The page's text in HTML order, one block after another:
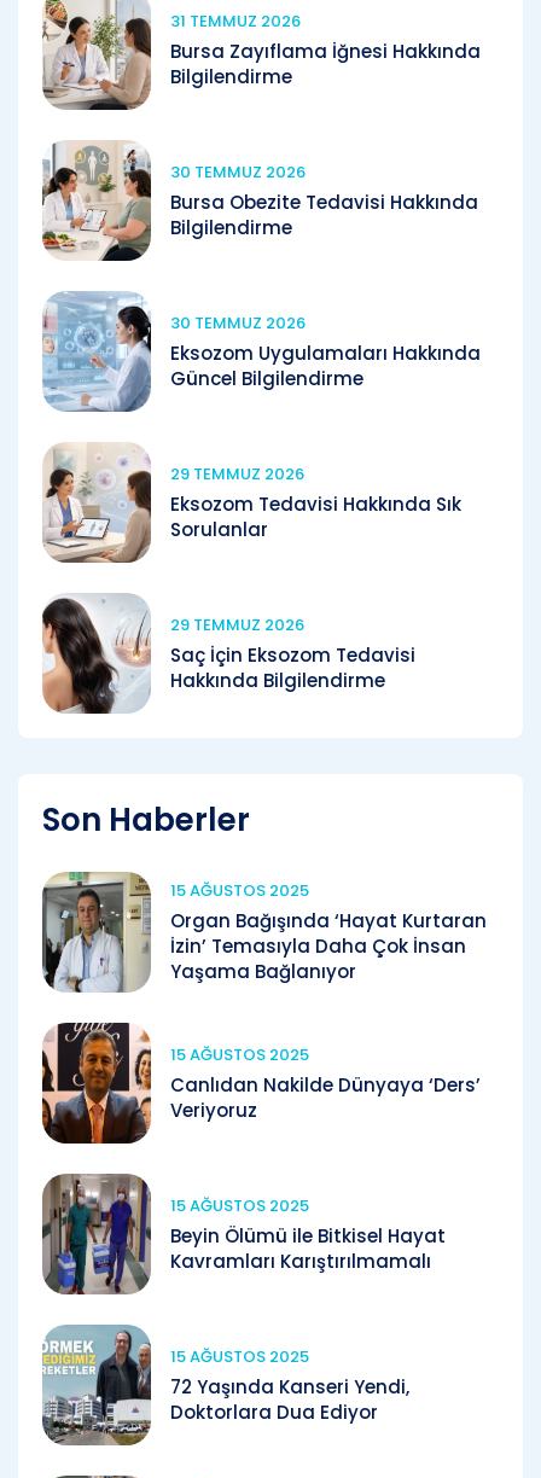
31 TEMMUZ 2026
Bursa Zayıflama İğnesi Hakkında
Bilgilendirme
30 TEMMUZ 2026
Bursa Obezite Tedavisi Hakkında
Bilgilendirme
30 TEMMUZ 2026
Eksozom Uygulamaları Hakkında
Güncel Bilgilendirme
29 TEMMUZ 2026
Eksozom Tedavisi Hakkında Sık
Sorulanlar
29 TEMMUZ 2026
Saç İçin Eksozom Tedavisi
Hakkında Bilgilendirme
Son Haberler
15 AĞUSTOS 2025
Organ Bağışında ‘Hayat Kurtaran
İzin’ Temasıyla Daha Çok İnsan
Yaşama Bağlanıyor
15 AĞUSTOS 2025
Canlıdan Nakilde Dünyaya ‘Ders’
Veriyoruz
15 AĞUSTOS 2025
Beyin Ölümü ile Bitkisel Hayat
Kavramları Karıştırılmamalı
15 AĞUSTOS 2025
72 Yaşında Kanseri Yendi,
Doktorlara Dua Ediyor